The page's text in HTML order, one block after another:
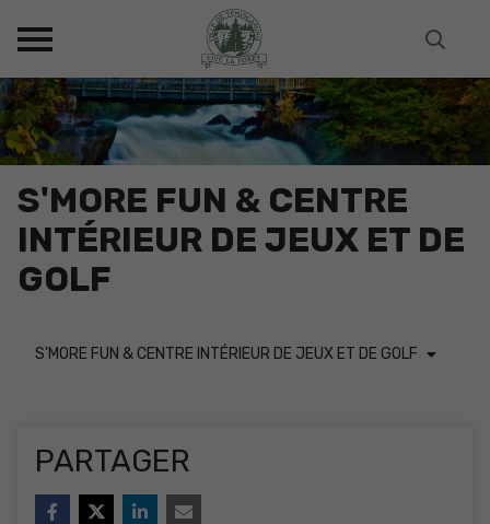
S'MORE FUN & CENTRE
INTÉRIEUR DE JEUX ET DE
GOLF
S'MORE FUN & CENTRE INTÉRIEUR DE JEUX ET DE GOLF
PARTAGER